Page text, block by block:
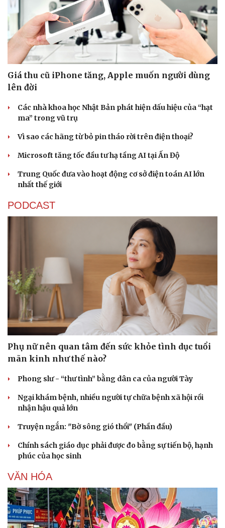
Dinh dưỡng - món ngon
Sản phụ khoa
Giá thu cũ iPhone tăng, Apple muốn người dùng
lên đời
Các nhà khoa học Nhật Bản phát hiện dấu hiệu của “hạt
ma” trong vũ trụ
Vì sao các hãng từ bỏ pin tháo rời trên điện thoại?
Microsoft tăng tốc đầu tư hạ tầng AI tại Ấn Độ
Trung Quốc đưa vào hoạt động cơ sở điện toán AI lớn
nhất thế giới
PODCAST
Phụ nữ nên quan tâm đến sức khỏe tình dục tuổi
mãn kinh như thế nào?
Phong slư - “thư tình” bằng dân ca của người Tày
Ngại khám bệnh, nhiều người tự chữa bệnh xã hội rồi
nhận hậu quả lớn
Truyện ngắn: "Bờ sông gió thổi" (Phần đầu)
Chính sách giáo dục phải được đo bằng sự tiến bộ, hạnh
phúc của học sinh
VĂN HÓA